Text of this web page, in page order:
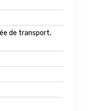
de transport,